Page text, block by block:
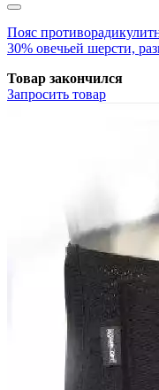
Пояс
30% овечьей шерсти,
Товар закончился
Запросить товар